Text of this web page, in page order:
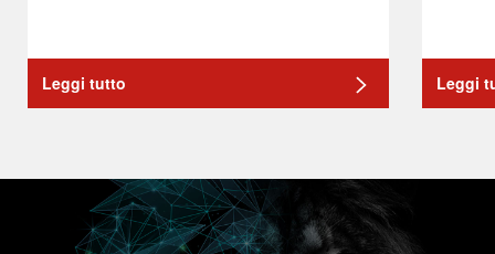
Leggi tutto Leggi